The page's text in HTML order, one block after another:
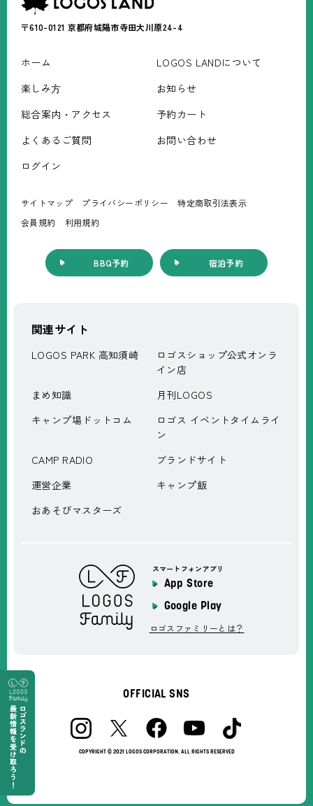
〒610-0121 京都府城陽市寺田大川原24-4
ホーム
LOGOS LANDについて
楽しみ⽅
お知らせ
総合案内・アクセス
予約カート
よくあるご質問
お問い合わせ
ログイン
サイトマップ プライバシーポリシー
特定商取引法表⽰
会員規約
利⽤規約
BBQ予約 宿泊予約
関連サイト
LOGOS PARK 高知須崎
ロゴスショップ公式オンラ
イン店
まめ知識
月刊LOGOS
キャンプ場ドットコム
ロゴス イベントタイムライ
ン
CAMP RADIO
ブランドサイト
運営企業
キャンプ飯
おあそびマスターズ
スマートフォンアプリ
App Store
Google Play
ロゴスファミリーとは？
OFFICIAL SNS
COPYRIGHT © 2021 LOGOS CORPORATION. ALL RIGHTS RESERVED